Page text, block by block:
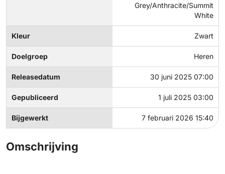
Grey/Anthracite/Summit
White
Kleur Zwart
Doelgroep Heren
Releasedatum 30 juni 2025 07:00
Gepubliceerd 1 juli 2025 03:00
Bijgewerkt 7 februari 2026 15:40
Omschrijving